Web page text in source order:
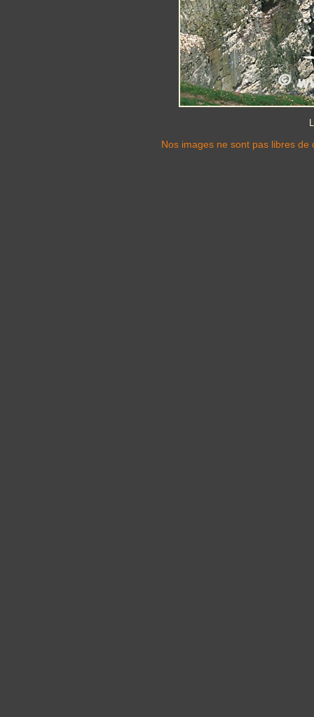
Nos images ne sont pas libres